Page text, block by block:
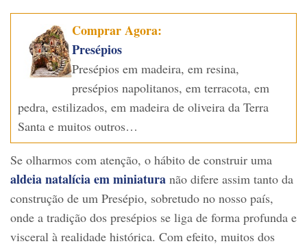
Comprar Agora:
Presépios
Presépios em madeira, em resina,
presépios napolitanos, em terracota, em
pedra, estilizados, em madeira de oliveira da Terra
Santa e muitos outros…
Se olharmos com atenção, o hábito de construir uma
aldeia natalícia em miniatura não difere assim tanto da
construção de um Presépio, sobretudo no nosso país,
onde a tradição dos presépios se liga de forma profunda e
visceral à realidade histórica. Com efeito, muitos dos